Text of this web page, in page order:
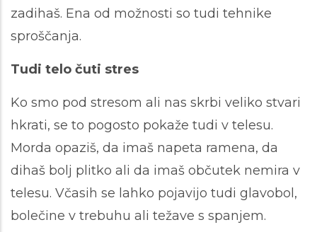
zadihaš. Ena od možnosti so tudi tehnike
sproščanja.
Tudi telo čuti stres
Ko smo pod stresom ali nas skrbi veliko stvari
hkrati, se to pogosto pokaže tudi v telesu.
Morda opaziš, da imaš napeta ramena, da
dihaš bolj plitko ali da imaš občutek nemira v
telesu. Včasih se lahko pojavijo tudi glavobol,
bolečine v trebuhu ali težave s spanjem.